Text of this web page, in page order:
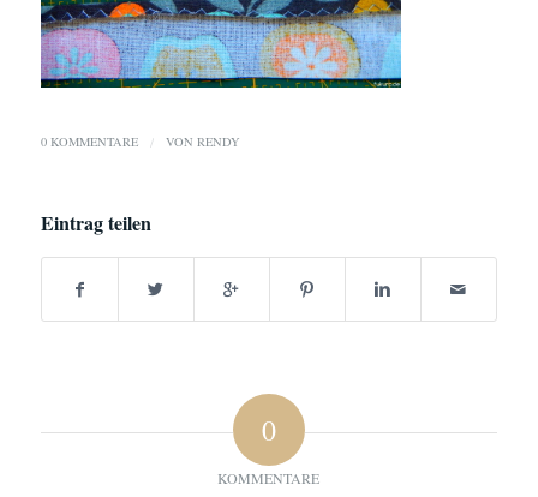
0 KOMMENTARE / VON RENDY
Eintrag teilen
0
KOMMENTARE